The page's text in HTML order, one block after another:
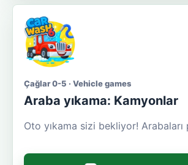
Çağlar 0-5 · Vehicle games
Araba yıkama: Kamyonlar
Oto yıkama sizi bekliyor! Arabaları